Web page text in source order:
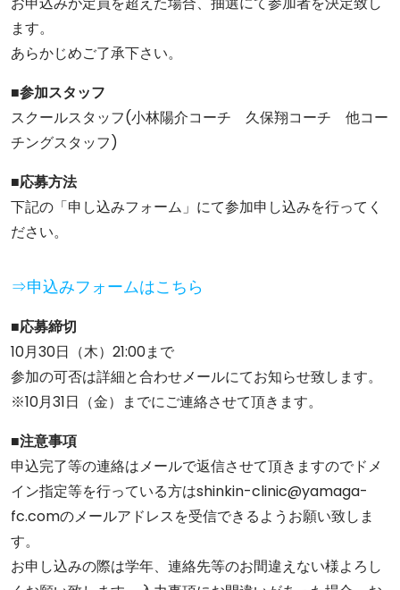
ます。
あらかじめご了承下さい。
■参加スタッフ
スクールスタッフ(小林陽介コーチ 久保翔コーチ 他コー
チングスタッフ)
■応募方法
下記の「申し込みフォーム」にて参加申し込みを行ってく
ださい。
⇒申込みフォームはこちら
■応募締切
10月30日（木）21:00まで
参加の可否は詳細と合わせメールにてお知らせ致します。
※10月31日（金）までにご連絡させて頂きます。
■注意事項
申込完了等の連絡はメールで返信させて頂きますのでドメ
イン指定等を行っている方はshinkin-clinic@yamaga-
fc.comのメールアドレスを受信できるようお願い致しま
す。
お申し込みの際は学年、連絡先等のお間違えない様よろし